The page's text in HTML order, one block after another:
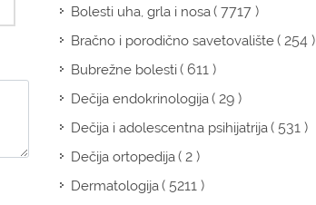
Bolesti uha, grla i nosa( 7717 )
Bračno i porodično savetovalište( 254 )
Bubrežne bolesti( 611 )
Dečija endokrinologija( 29 )
Dečija i adolescentna psihijatrija( 531 )
Dečija ortopedija( 2 )
Dermatologija( 5211 )